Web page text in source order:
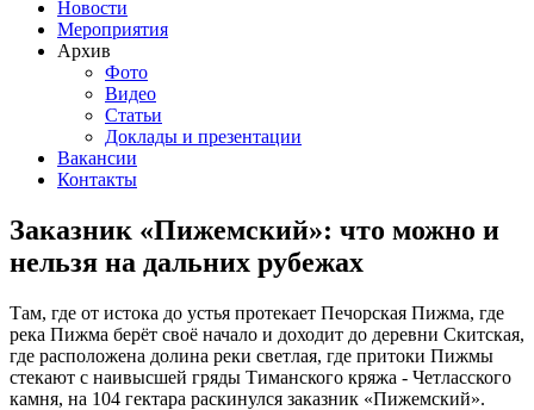
Новости
Мероприятия
Архив
Фото
Видео
Статьи
Доклады и презентации
Вакансии
Контакты
Заказник «Пижемский»: что можно и
нельзя на дальних рубежах
Там, где от истока до устья протекает Печорская Пижма, где
река Пижма берёт своё начало и доходит до деревни Скитская,
где расположена долина реки светлая, где притоки Пижмы
стекают с наивысшей гряды Тиманского кряжа - Четласского
камня, на 104 гектара раскинулся заказник «Пижемский».